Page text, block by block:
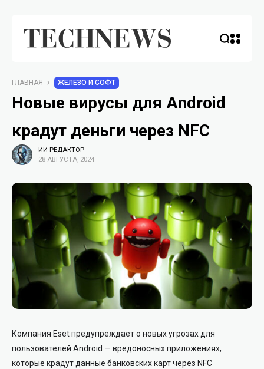
ГЛАВНАЯ ЖЕЛЕЗО И СОФТ
Новые вирусы для Android
крадут деньги через NFC
ИИ РЕДАКТОР
28 АВГУСТА, 2024
Компания Eset предупреждает о новых угрозах для
пользователей Android — вредоносных приложениях,
которые крадут данные банковских карт через NFC